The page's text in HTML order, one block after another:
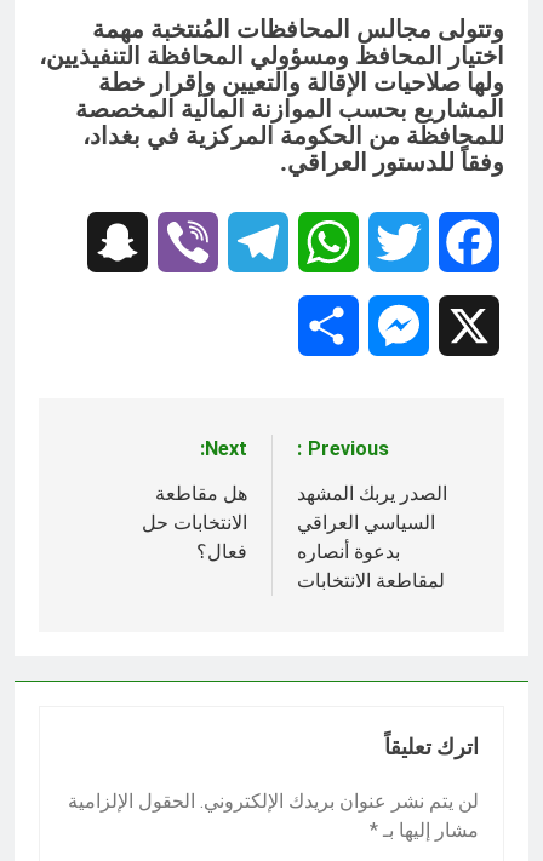
وتتولى مجالس المحافظات المُنتخبة مهمة
اختيار المحافظ ومسؤولي المحافظة التنفيذيين،
ولها صلاحيات الإقالة والتعيين وإقرار خطة
المشاريع بحسب الموازنة المالية المخصصة
للمحافظة من الحكومة المركزية في بغداد،
وفقاً للدستور العراقي.
Facebook
Twitter
WhatsApp
Telegram
Viber
Messenger
المقالات
Previous:
الصدر يربك المشهد
السياسي العراقي
بدعوة أنصاره
لمقاطعة الانتخابات
Next:
هل مقاطعة
الانتخابات حل
فعال؟
اترك تعليقاً
لن يتم نشر عنوان بريدك الإلكتروني. الحقول الإلزامية
مشار إليها بـ *